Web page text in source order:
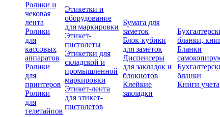
Ролики и
чековая
лента
Ролики
для
кассовых
аппаратов
Ролики
для
принтеров
Ролики
для
телетайпов
Этикетки и
оборудование
для маркировки
Этикет-
пистолеты
Этикетки для
складской и
промышленной
маркировки
Этикет-лента
для этикет-
пистолетов
Бумага для
заметок
Блок-кубики
для заметок
Диспенсеры
для закладок и
блокнотов
Клейкие
закладки
бланки,
Бланки
бланки
Книги учета